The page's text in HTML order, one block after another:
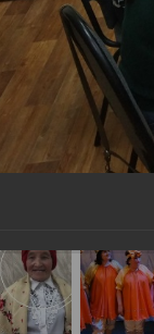
"Супер-стар"
Веселых и